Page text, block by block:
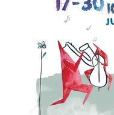
Θερινός
Δημοτικός
Κινηματογράφος
Ημέρες
Μεσογειακού
Κινηματογράφου
Φεστιβάλ
Πιάνου